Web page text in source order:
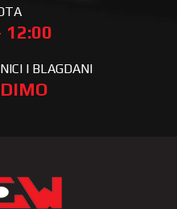
12:00
I BLAGDANI